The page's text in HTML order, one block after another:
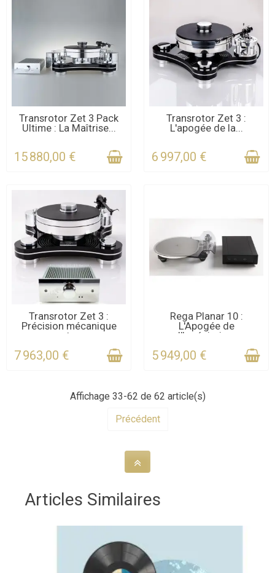
CONTACTEZ-NOUS
POUR LE DÉLAI
Transrotor Zet 3 Pack
Ultime : La Maîtrise...
15 880,00 €
CONTACTEZ-NOUS
POUR LE DÉLAI
Transrotor Zet 3 :
L'apogée de la...
6 997,00 €
DERNIERS ARTICLES EN
STOCK
Transrotor Zet 3 :
Précision mécanique
et...
7 963,00 €
DERNIERS ARTICLES EN
STOCK
Rega Planar 10 :
L'Apogée de
l'Ingénierie...
5 949,00 €
Affichage 33-62 de 62 article(s)
Précédent
Articles Similaires